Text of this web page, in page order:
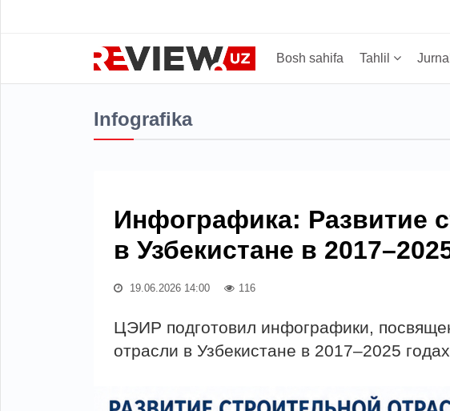
Bosh sahifa Tahlil Jurnal
Infografika
Инфографика: Развитие
в Узбекистане в
19.06.2026 14:00 116
ЦЭИР подготовил инфографики,
отрасли в Узбекистане в 2017–2025 годах